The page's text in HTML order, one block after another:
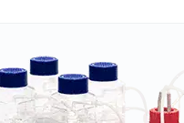
天花板工程
隔間工程